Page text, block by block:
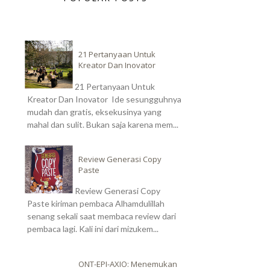
21 Pertanyaan Untuk
Kreator Dan Inovator
21 Pertanyaan Untuk
Kreator Dan Inovator Ide sesungguhnya
mudah dan gratis, eksekusinya yang
mahal dan sulit. Bukan saja karena mem...
Review Generasi Copy
Paste
Review Generasi Copy
Paste kiriman pembaca Alhamdulillah
senang sekali saat membaca review dari
pembaca lagi. Kali ini dari mizukem...
ONT-EPI-AXIO: Menemukan